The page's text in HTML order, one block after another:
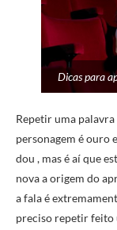
Dicas para
Repetir uma
personagem é ouro
dou , mas é aí que
nova a origem do
a fala é
preciso repetir feito